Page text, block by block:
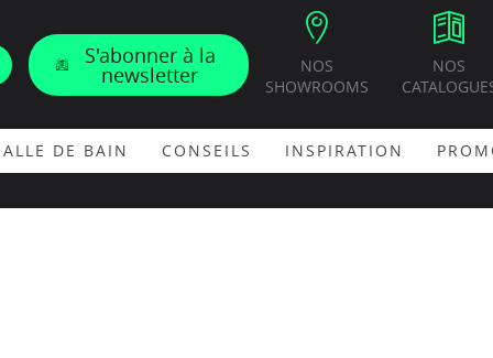
S'abonner à la
newsletter
NOS
SHOWROOMS
NOS
DE BAIN CONSEILS INSPIRATION